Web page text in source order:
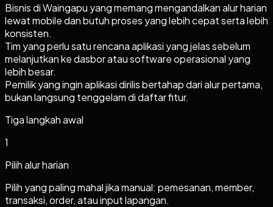
Bisnis di Waingapu yang memang mengandalkan alur harian
lewat mobile dan butuh proses yang lebih cepat serta lebih
konsisten.
Tim yang perlu satu rencana aplikasi yang jelas sebelum
melanjutkan ke dasbor atau software operasional yang
lebih besar.
Pemilik yang ingin aplikasi dirilis bertahap dari alur pertama,
bukan langsung tenggelam di daftar fitur.
Tiga langkah awal
1
Pilih alur harian
Pilih yang paling mahal jika manual: pemesanan, member,
transaksi, order, atau input lapangan.